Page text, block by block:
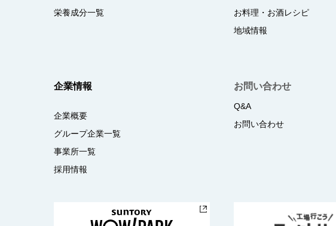
栄養成分一覧
お料理・お酒レシピ
地域情報
企業情報
企業概要
グループ企業一覧
事業所一覧
採用情報
お問い合わせ
Q&A
お問い合わせ